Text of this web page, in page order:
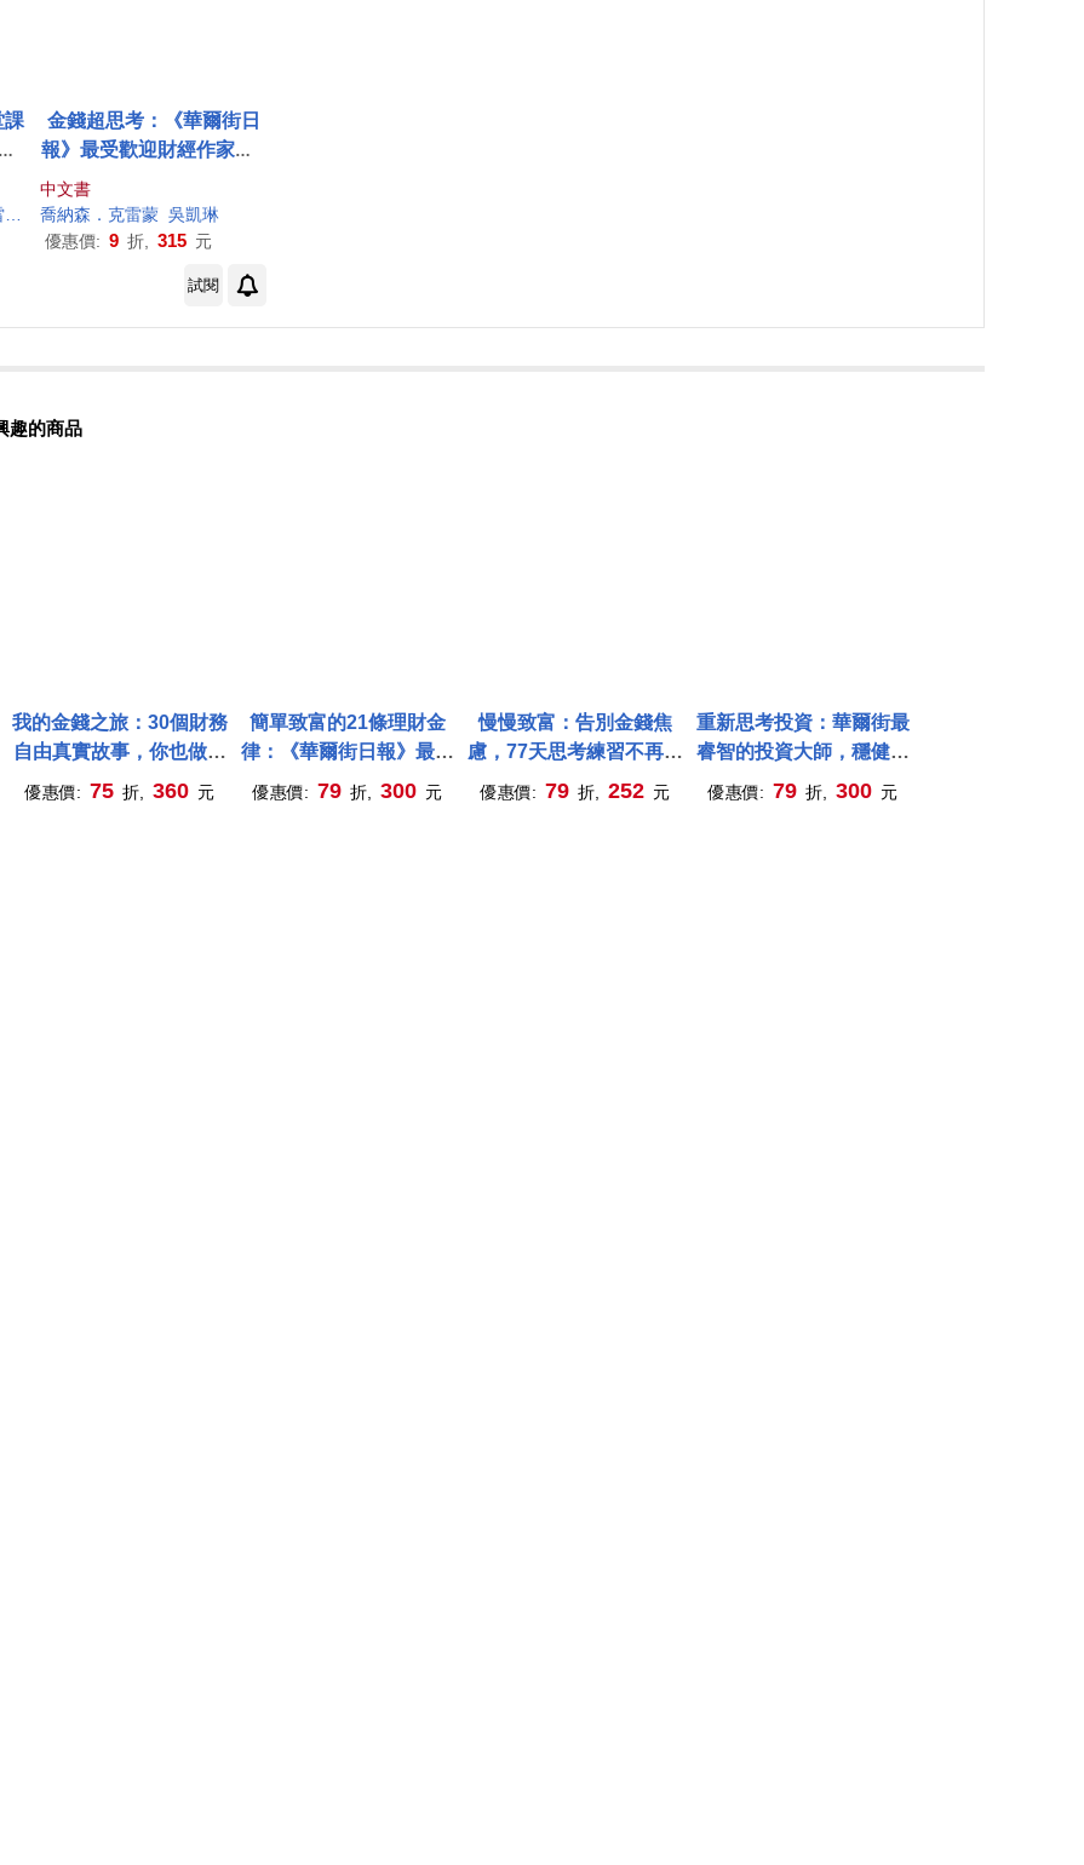
課
梁東屏
金錢超思考：《華爾街日
報》最受歡迎財經作家，2
5道創造財富的關鍵思考，
教你晉升有錢人!
中文書
喬納森 ． 克雷蒙 吳凱琳
優惠價: 9 折, 315 元
試閱
趣的商品
我的金錢之旅：30個財務
自由真實故事，你也做得
到
優惠價: 75 折, 360 元
簡單致富的21條理財金
律：《華爾街日報》最受
歡迎財經作家的全方位財
優惠價: 79 折, 300 元
慢慢致富：告別金錢焦
慮，77天思考練習不再害
怕負債、低薪、沒工作，
優惠價: 79 折, 252 元
重新思考投資：華爾街最
睿智的投資大師，穩健致
富的寶藏級指南
優惠價: 79 折, 300 元